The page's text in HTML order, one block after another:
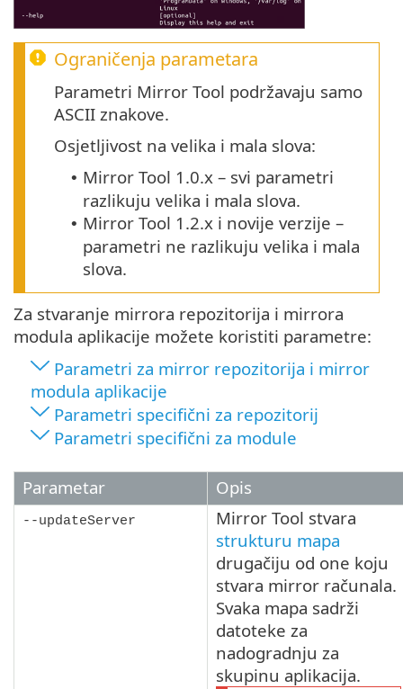
Ograničenja parametara
Parametri Mirror Tool podržavaju samo
ASCII znakove.
Osjetljivost na velika i mala slova:
• Mirror Tool 1.0.x – svi parametri
razlikuju velika i mala slova.
• Mirror Tool 1.2.x i novije verzije –
parametri ne razlikuju velika i mala
slova.
Za stvaranje mirrora repozitorija i mirrora
modula aplikacije možete koristiti parametre:
Parametri za mirror repozitorija i mirror
modula aplikacije
Parametri specifični za repozitorij
Parametri specifični za module
Parametar Opis
--updateServer
Mirror Tool stvara
strukturu mapa
drugačiju od one koju
stvara mirror računala.
Svaka mapa sadrži
datoteke za
nadogradnju za
skupinu aplikacija.